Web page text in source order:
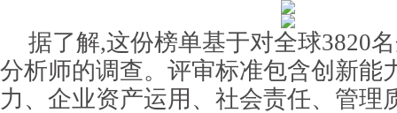
据了解,这份榜单基于对全球3820
分析师的调查。评审标准包含创新能
力、企业资产运用、社会责任、管理